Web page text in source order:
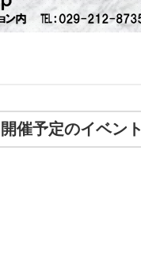
開催予定のイベント